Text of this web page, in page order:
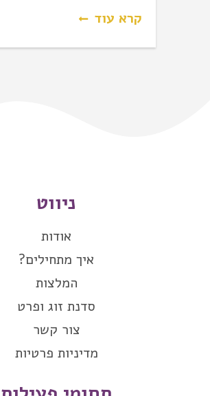
קרא עוד
ניווט
אודות
איך מתחילים?
המלצות
סדנת זוג ופרט
צור קשר
מדיניות פרטיות